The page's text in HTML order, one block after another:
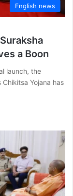
English news
a Boon
launch, the
Yojana has